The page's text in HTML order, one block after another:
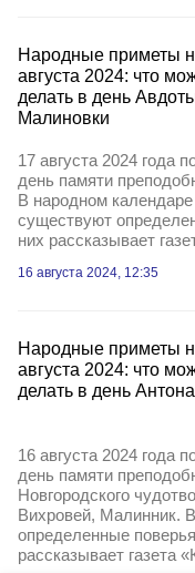
Народные приметы
августа 2024: что
делать в день
Малиновки
17 августа 2024 года
день памяти
В народном
существуют
них рассказывает
16 августа 2024, 12:35
Народные приметы
августа 2024: что
делать в день
16 августа 2024 года
день памяти
Новгородского
Вихровей, Малинник.
определенные
рассказывает газета